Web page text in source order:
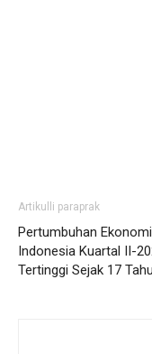
Artikulli paraprak
Pertumbuhan Ekonomi
Indonesia Kuartal II-
Tertinggi Sejak 17